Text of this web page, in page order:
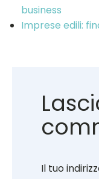
business
Imprese edili:
Il tuo